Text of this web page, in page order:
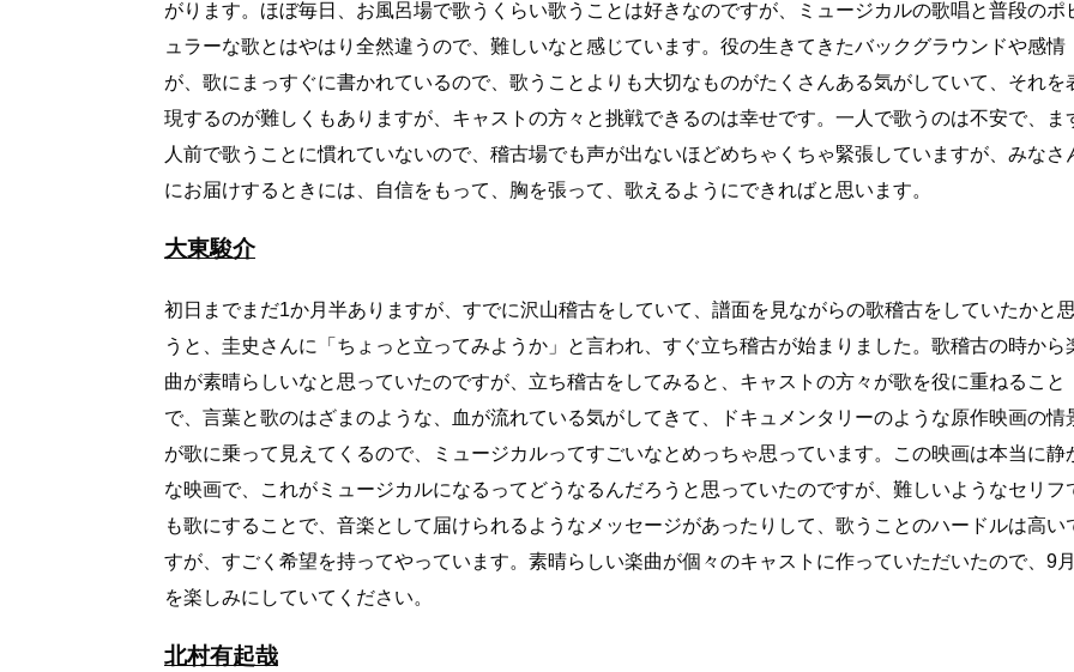
がります。ほぼ毎日、お風呂場で歌うくらい歌うことは好きなのですが、ミュージカルの歌唱と普段のポ
ュラーな歌とはやはり全然違うので、難しいなと感じています。役の生きてきたバックグラウンドや感情
が、歌にまっすぐに書かれているので、歌うことよりも大切なものがたくさんある気がしていて、それを
現するのが難しくもありますが、キャストの方々と挑戦できるのは幸せです。一人で歌うのは不安で、ま
人前で歌うことに慣れていないので、稽古場でも声が出ないほどめちゃくちゃ緊張していますが、みなさ
にお届けするときには、自信をもって、胸を張って、歌えるようにできればと思います。
大東駿介
初日までまだ1か月半ありますが、すでに沢山稽古をしていて、譜面を見ながらの歌稽古をしていたかと思
うと、圭史さんに「ちょっと立ってみようか」と言われ、すぐ立ち稽古が始まりました。歌稽古の時から
曲が素晴らしいなと思っていたのですが、立ち稽古をしてみると、キャストの方々が歌を役に重ねること
で、言葉と歌のはざまのような、血が流れている気がしてきて、ドキュメンタリーのような原作映画の情
が歌に乗って見えてくるので、ミュージカルってすごいなとめっちゃ思っています。この映画は本当に静
な映画で、これがミュージカルになるってどうなるんだろうと思っていたのですが、難しいようなセリフ
も歌にすることで、音楽として届けられるようなメッセージがあったりして、歌うことのハードルは高い
すが、すごく希望を持ってやっています。素晴らしい楽曲が個々のキャストに作っていただいたので、9月
を楽しみにしていてください。
北村有起哉